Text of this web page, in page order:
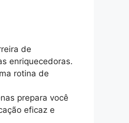
de
enriquecedoras.
rotina de
prepara você
eficaz e